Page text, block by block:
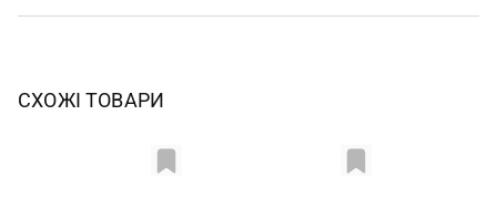
СХОЖІ ТОВАРИ